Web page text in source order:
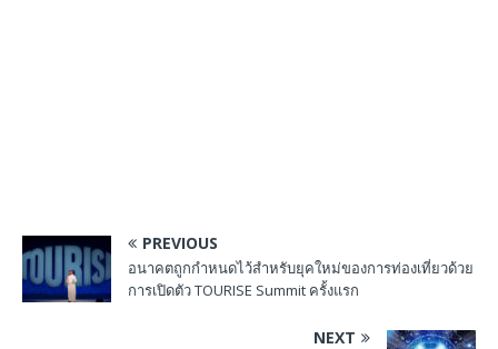
PREVIOUS
อนาคตถูกกำหนดไว้สำหรับยุคใหม่ของการท่องเที่ยวด้วย
การเปิดตัว TOURISE Summit ครั้งแรก
NEXT